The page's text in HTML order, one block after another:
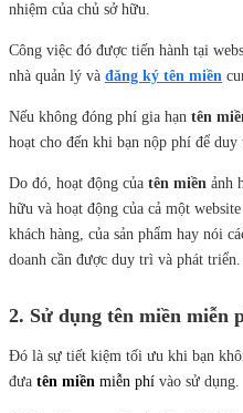
nhiệm của chủ sở hữu.
Công việc đó được tiến hành tại
nhà quản lý và đăng ký tên miền
Nếu không đóng phí gia hạn tên
hoạt cho đến khi bạn nộp phí để
Do đó, hoạt động của tên miền ảnh
hữu và hoạt động của cả một
khách hàng, của sản phẩm hay nói
doanh cần được duy trì và phát triển.
2. Sử dụng tên miền miễn
Đó là sự tiết kiệm tối ưu khi bạn
đưa tên miền miễn phí vào sử dụng.